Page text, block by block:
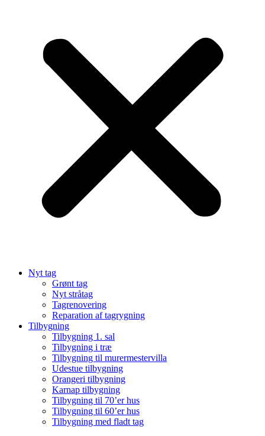
Nyt tag
Grønt tag
Nyt stråtag
Tagrenovering
Reparation af tagrygning
Tilbygning
Tilbygning 1. sal
Tilbygning i træ
Tilbygning til murermestervilla
Udestue tilbygning
Orangeri tilbygning
Karnap tilbygning
Tilbygning til 70’er hus
Tilbygning til 60’er hus
Tilbygning med fladt tag